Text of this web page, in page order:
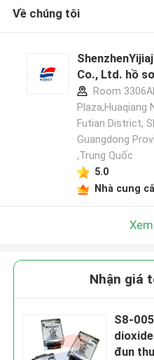
Về chúng tôi
Co., Ltd. hồ
Room
Plaza,Huaqiang
Futian District,
Guangdong
,Trung Quốc
5.0
Nhà cung
Nhận giá
S8-
đun